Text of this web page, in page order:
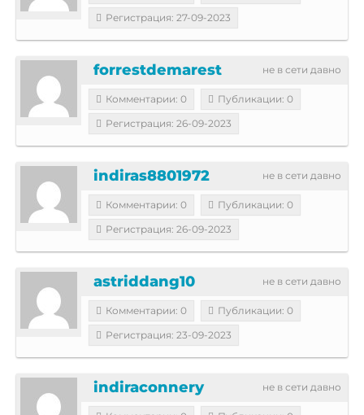
Регистрация: 27-09-2023
не в сети давно
forrestdemarest
Комментарии: 0
Публикации: 0
Регистрация: 26-09-2023
не в сети давно
indiras8801972
Комментарии: 0
Публикации: 0
Регистрация: 26-09-2023
не в сети давно
astriddang10
Комментарии: 0
Публикации: 0
Регистрация: 23-09-2023
не в сети давно
indiraconnery